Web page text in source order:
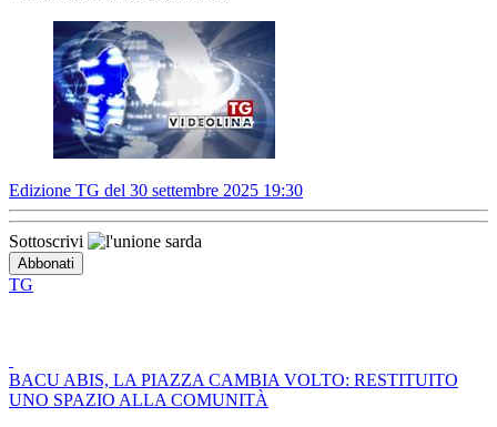
Edizione TG del 30 settembre 2025 19:30
Sottoscrivi
TG
BACU ABIS, LA PIAZZA CAMBIA VOLTO: RESTITUITO
UNO SPAZIO ALLA COMUNITÀ